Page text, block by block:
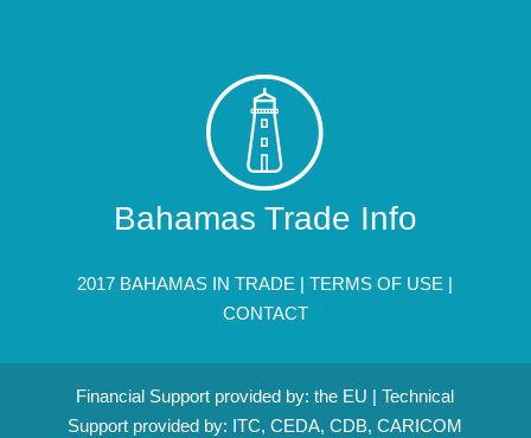
Bahamas Trade Info
2017 BAHAMAS IN TRADE |TERMS OF USE |
CONTACT
Financial Support provided by: the EU | Technical
Support provided by: ITC, CEDA, CDB, CARICOM